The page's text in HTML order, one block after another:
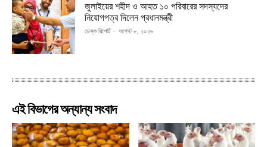
জুলাইয়ের শহীদ ও আহত ১০ পরিবারের সদস্যদের
নিয়োগপত্র দিলেন প্রধানমন্ত্রী
ডেস্ক রিপোর্ট - আগস্ট ৮, ২০২৬
এই বিভাগের অন্যান্য সংবাদ